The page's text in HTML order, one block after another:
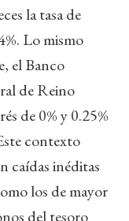
la tasa de
Lo mismo
el Banco
de Reino
de 0% y 0.25%
contexto
caídas inéditas
los de mayor
del tesoro